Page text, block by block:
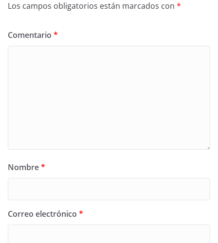
Los campos obligatorios están marcados con *
Comentario *
Nombre*
Correo electrónico *